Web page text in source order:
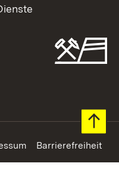
Barrierefreiheit